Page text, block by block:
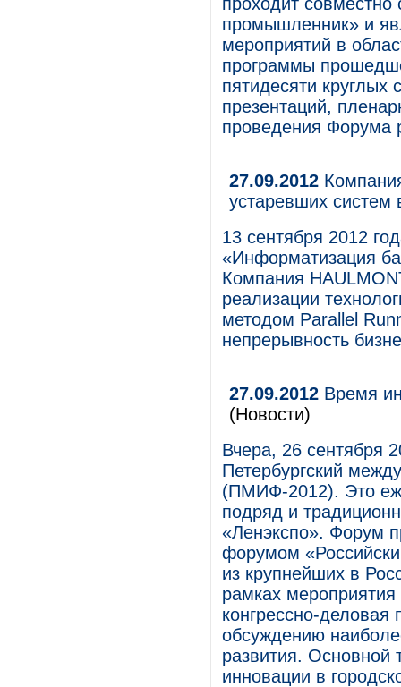
промышленник» и
мероприятий в
программы
пятидесяти круглых
презентаций,
проведения Форума
27.09.2012
устаревших систем
13 сентября 2012
«Информатизация
Компания
реализации
методом Parallel
непрерывность
27.09.2012 Время
(Новости)
Вчера, 26 сентября
Петербургский
(ПМИФ-2012). Это
подряд и
«Ленэкспо». Форум
форумом
из крупнейших в
рамках
конгрессно-
обсуждению
развития. Основной
инновации в